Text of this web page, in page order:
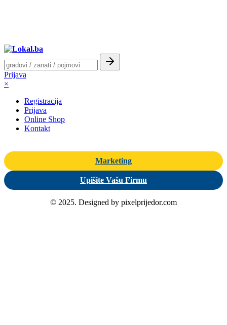
Prijava
×
Registracija
Prijava
Online Shop
Kontakt
Marketing
Upišite Vašu Firmu
© 2025. Designed by pixelprijedor.com